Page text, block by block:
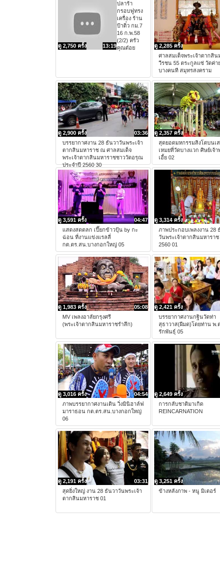
13:19
ดู 2,750 ครั้ง
ปลาร้า
กรอบฟูทรง
เครื่อง ร้าน
ป้าติ๋ว กม.7
16 ก.พ.58
(2/2) ครัว
คุณต๋อย
ดู 2,285 ครั้ง
ศาลสมเด็จพระเจ้าตากสิน
วีรชน 55 ตระกูลแซ่ วัดค่า
บางคนที สมุทรสงคราม
03:36
ดู 2,900 ครั้ง
บรรยากาศงาน 28 ธันวาวันพระเจ้า
ตากสินมหาราช ณ ศาลสมเด็จ
พระเจ้าตากสินมหาราชชาววัดอรุณ
ประจำปี 2560 30
ดู 2,357 ครั้ง
สุดยอดมหกรรมสิงโตบนเ
เหมยที่วัดบางแวก ศิษย์เจ้า
เอี้ย 02
04:47
ดู 3,591 ครั้ง
แสดงสดตลก เปี๊ยกข้าวปุ้น by กะ
ฉ่อน ที่งานแข่งแรลลี่
กต.ตร.สน.บางกอกใหญ่ 05
ดู 3,314 ครั้ง
ภาพประกอบเพลงงาน 28
วันพระเจ้าตากสินมหาราช
2560 01
05:08
ดู 1,983 ครั้ง
MV เพลงอาลัยกรุงศรี
(พระเจ้าตากสินมหาราชรําลึก)
ดู 2,421 ครั้ง
บรรยากาศงานกฐินวัดท่า
สุธาวาส(ผีมด)โดยท่าน พ.
รักพันธุ์ 05
04:54
ดู 3,016 ครั้ง
ภาพบรรยากาศงานเดิน วิ่งมินิฮาล์ฟ
มาราธอน กต.ตร.สน.บางกอกใหญ่
06
ดู 2,649 ครั้ง
การกลับชาติมาเกิด
REINCARNATION
03:31
ดู 2,191 ครั้ง
สุดยิ่งใหญ่ งาน 28 ธันวาวันพระเจ้า
ตากสินมหาราช 01
ดู 3,251 ครั้ง
ข้างหลังภาพ - หนู มิเตอร์